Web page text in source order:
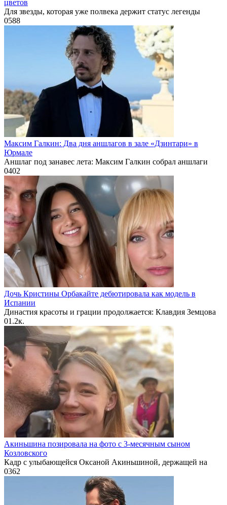
цветов
Для звезды, которая уже полвека держит статус легенды
0588
Максим Галкин: Два дня аншлагов в зале «Дзинтари» в
Юрмале
Аншлаг под занавес лета: Максим Галкин собрал аншлаги
0402
Дочь Кристины Орбакайте дебютировала как модель в
Испании
Династия красоты и грации продолжается: Клавдия Земцова
01.2к.
Акиньшина позировала на фото с 3-месячным сыном
Козловского
Кадр с улыбающейся Оксаной Акиньшиной, держащей на
0362